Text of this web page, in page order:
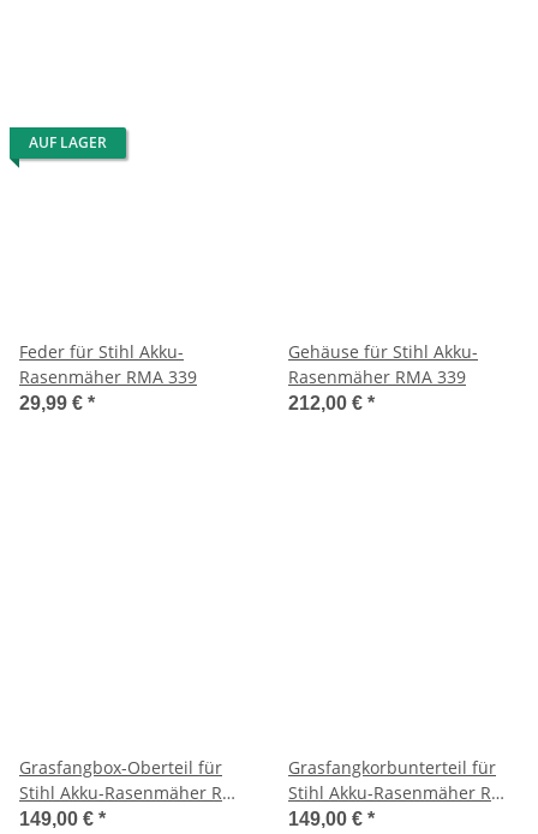
AUF LAGER
Feder für Stihl Akku-
Rasenmäher RMA 339
29,99 € *
Gehäuse für Stihl Akku-
Rasenmäher RMA 339
212,00 € *
Grasfangbox-Oberteil für
Stihl Akku-Rasenmäher RMA
339
149,00 € *
Grasfangkorbunterteil für
Stihl Akku-Rasenmäher RMA
339
149,00 € *